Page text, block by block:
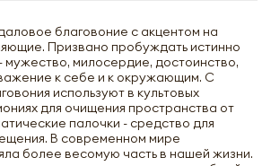
благовоние с акцентом на
Призвано пробуждать истинно
мужество, милосердие, достоинство,
к себе и к окружающим. С
используют в культовых
для очищения пространства от
палочки - средство для
В современном мире
более весомую часть в нашей жизни.